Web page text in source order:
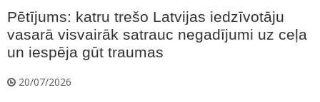
Pētījums: katru trešo Latvijas iedzīvotāju
vasarā visvairāk satrauc negadījumi uz ceļa
un iespēja gūt traumas
20/07/2026